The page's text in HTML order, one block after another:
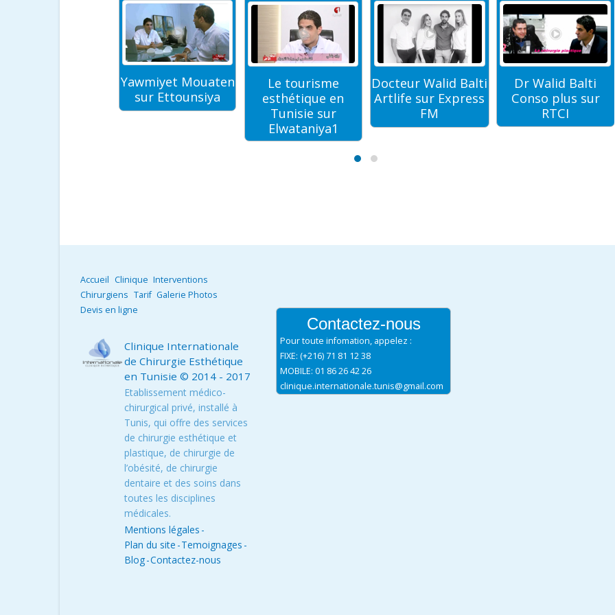
Yawmiyet Mouaten
sur Ettounsiya
Le tourisme
esthétique en
Tunisie sur
Elwataniya1
Docteur Walid Balti
Artlife sur Express
FM
Dr Walid Balti
Conso plus sur
RTCI
Accueil Clinique Interventions
Chirurgiens Tarif Galerie Photos
Devis en ligne
Clinique Internationale
de Chirurgie Esthétique
en Tunisie © 2014 - 2017
Etablissement médico-
chirurgical privé, installé à
Tunis, qui offre des services
de chirurgie esthétique et
plastique, de chirurgie de
l’obésité, de chirurgie
dentaire et des soins dans
toutes les disciplines
médicales.
Mentions légales -
Plan du site -Temoignages -
Blog-Contactez-nous
Contactez-nous
Pour toute infomation, appelez :
FIXE: (+216) 71 81 12 38
MOBILE: 01 86 26 42 26
clinique.internationale.tunis@gmail.com